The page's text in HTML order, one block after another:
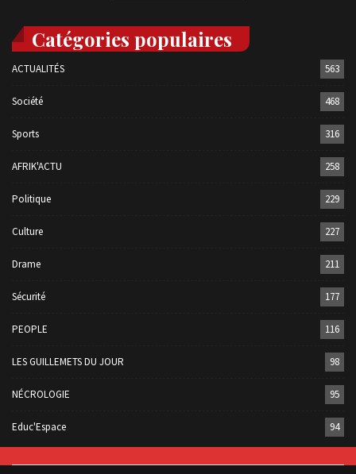
Catégories populaires
ACTUALITÉS 563
Société 468
Sports 316
AFRIK'ACTU 258
Politique 229
Culture 227
Drame 211
Sécurité 177
PEOPLE 116
LES GUILLEMETS DU JOUR 98
NÉCROLOGIE 95
Educ'Espace 94